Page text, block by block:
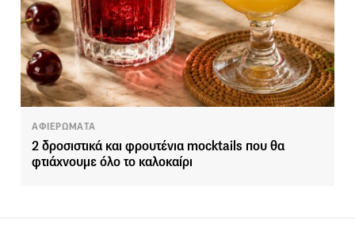
ΑΦΙΕΡΩΜΑΤΑ
2 δροσιστικά και φρουτένια mocktails που θα
φτιάχνουμε όλο το καλοκαίρι